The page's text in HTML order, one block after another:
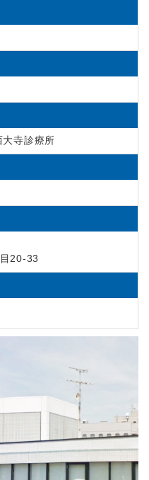
大寺診療所
20-33